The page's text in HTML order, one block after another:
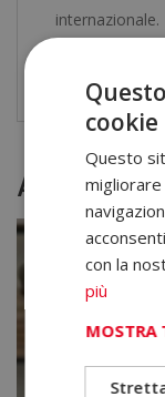
internazionale.
Altri corsi
cookie
Questo
con la
più
MOSTRA